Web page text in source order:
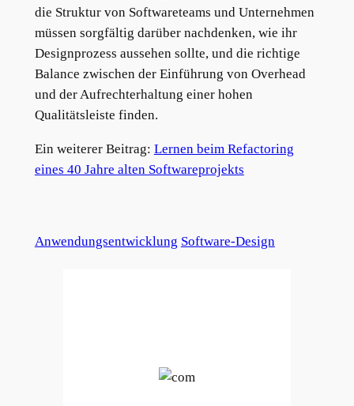
die Struktur von Softwareteams und Unternehmen
müssen sorgfältig darüber nachdenken, wie ihr
Designprozess aussehen sollte, und die richtige
Balance zwischen der Einführung von Overhead
und der Aufrechterhaltung einer hohen
Qualitätsleiste finden.
Ein weiterer Beitrag: Lernen beim Refactoring
eines 40 Jahre alten Softwareprojekts
Anwendungsentwicklung Software-Design